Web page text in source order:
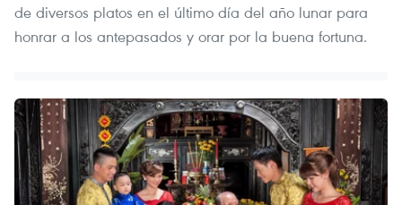
de diversos platos en el último día del año lunar para
honrar a los antepasados y orar por la buena fortuna.